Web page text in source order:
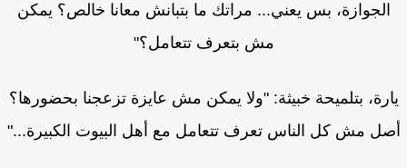
الجوازة، بس يعني... مراتك ما بتبانش معانا خالص؟ يمكن
مش بتعرف تتعامل؟"
بتلميحة خبيثة: "ولا يمكن مش عايزة تزعجنا بحضورها؟
مش كل الناس تعرف تتعامل مع أهل البيوت الكبيرة..."